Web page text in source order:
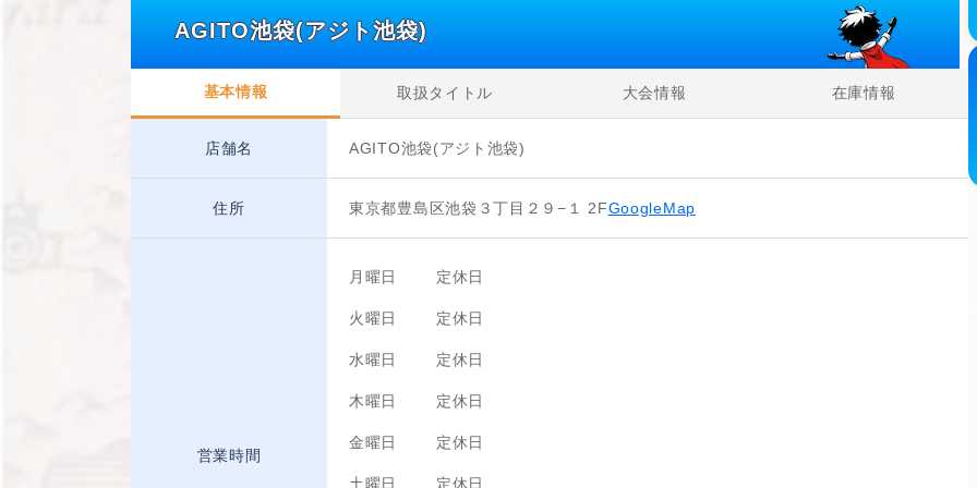
AGITO池袋(アジト池袋)
基本情報 取扱タイトル 大会情報 在庫情報
店舗名 AGITO池袋(アジト池袋)
住所 東京都豊島区池袋３丁目２９−１ 2FGoogleMap
営業時間
月曜日 定休日
火曜日 定休日
水曜日 定休日
木曜日 定休日
金曜日 定休日
土曜日 定休日